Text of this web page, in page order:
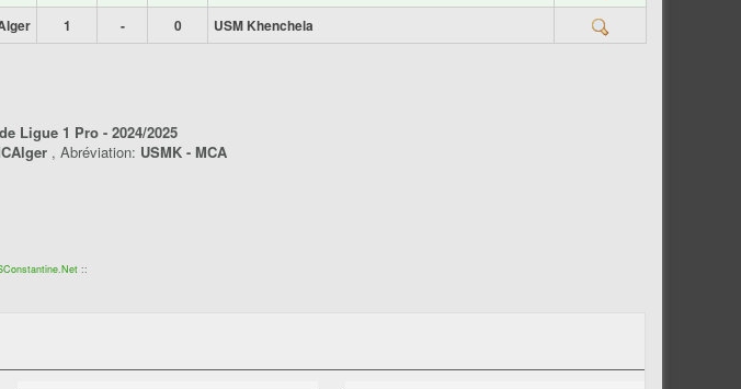
1 - 0 USM Khenchela
Ligue 1 Pro - 2024/2025
, Abréviation: USMK - MCA
::